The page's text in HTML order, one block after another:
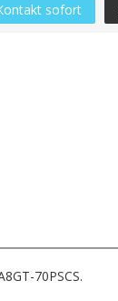
sofort
70PSCS.